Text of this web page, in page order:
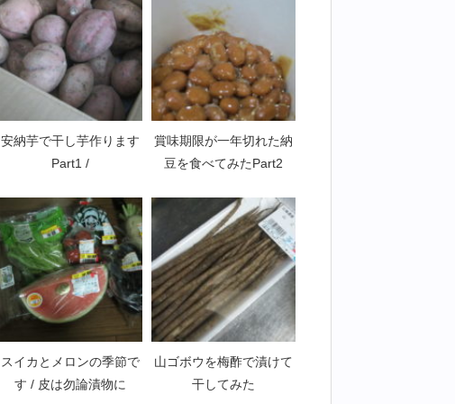
安納芋で干し芋作ります
Part1 /
賞味期限が一年切れた納
豆を食べてみたPart2
スイカとメロンの季節で
す / 皮は勿論漬物に
山ゴボウを梅酢で漬けて
干してみた